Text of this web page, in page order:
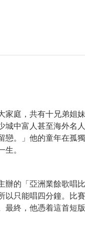
家庭，共有十兄弟姐
城中富人甚至海外名
戀。」他的童年在孤
。
辦的「亞洲業餘歌唱
以只能唱四分鐘。比
最終，他憑着這首短